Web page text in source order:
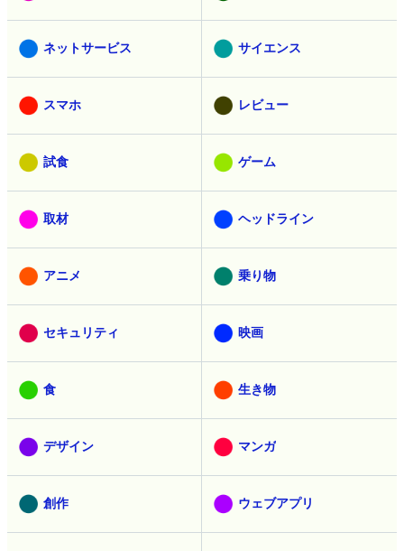
ネットサービス サイエンス
スマホ レビュー
試食 ゲーム
取材 ヘッドライン
アニメ 乗り物
セキュリティ 映画
食 生き物
デザイン マンガ
創作 ウェブアプリ